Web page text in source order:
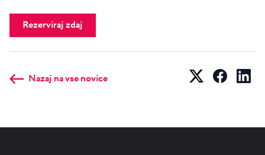
Rezerviraj zdaj
Nazaj na vse novice